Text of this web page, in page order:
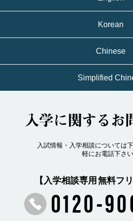
Korean
Chinese
Simplified
入学に関するお
入試情報・入学相談については
軽にお電話下さい
0120-
【入学相談専用 無料フ